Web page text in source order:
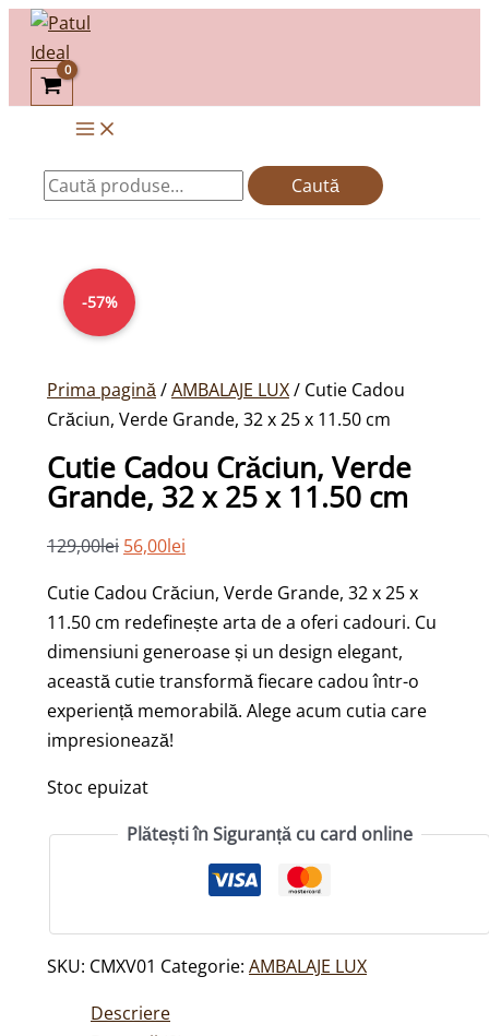
Skip
content
Caută
după:
Caută
-57%
Prima pagină/AMBALAJE LUX/ Cutie Cadou
Crăciun, Verde Grande, 32 x 25 x 11.50 cm
Cutie Cadou Crăciun, Verde
Grande, 32 x 25 x 11.50 cm
129,00lei
Prețul
inițial
a
129,00lei.
56,00lei
Cutie Cadou Crăciun, Verde Grande, 32 x 25 x
11.50 cm redefinește arta de a oferi cadouri. Cu
dimensiuni generoase și un design elegant,
această cutie transformă fiecare cadou într-o
experiență memorabilă. Alege acum cutia care
impresionează!
Stoc epuizat
Plătești în Siguranță cu card online
SKU: CMXV01 Categorie: AMBALAJE LUX
Descriere